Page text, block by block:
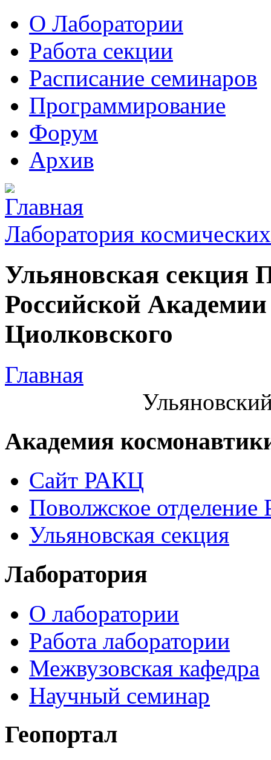
О Лаборатории
Работа секции
Расписание семинаров
Программирование
Форум
Архив
Лаборатория
Ульяновская секция
Российской
Циолковского
Главная
Академия
Сайт РАКЦ
Поволжское
Ульяновская секция
Лаборатория
О лаборатории
Работа лаборатории
Межвузовская кафедра
Научный семинар
Геопортал